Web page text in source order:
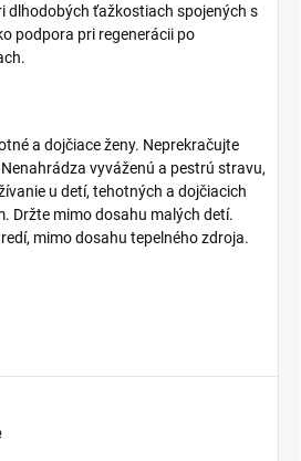
dlhodobých ťažkostiach spojených s
podpora pri regenerácii po
a dojčiace ženy. Neprekračujte
vyváženú a pestrú stravu,
u detí, tehotných a dojčiacich
Držte mimo dosahu malých detí.
mimo dosahu tepelného zdroja.